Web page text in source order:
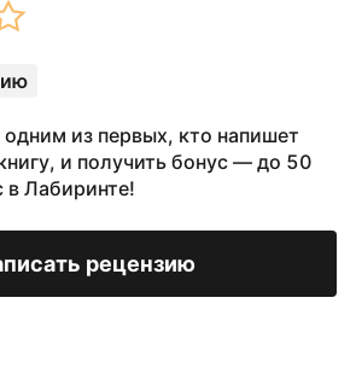
из первых, кто напишет
и получить бонус — до 50
в Лабиринте!
рецензию